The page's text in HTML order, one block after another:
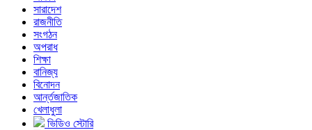
সারাদেশ
রাজনীতি
সংগঠন
অপরাধ
শিক্ষা
বানিজ্য
বিনোদন
আর্ন্তজাতিক
খেলাধুলা
ভিডিও স্টোরি